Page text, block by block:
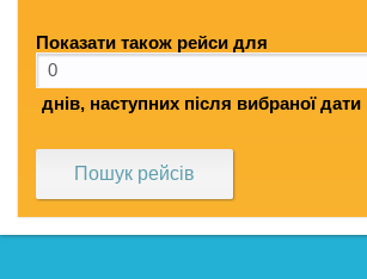
Показати також рейси для
днів, наступних після вибраної дати
Пошук рейсів